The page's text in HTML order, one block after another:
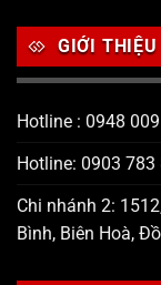
GIỚI THIỆU
Hotline : 0948
Hotline: 0903
Chi nhánh 2:
Bình, Biên Hoà,